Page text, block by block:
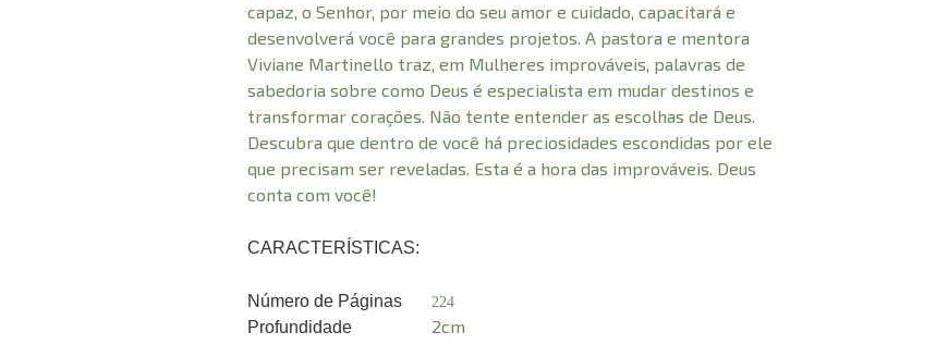
capaz, o Senhor, por meio do seu amor e cuidado, capacitará e
desenvolverá você para grandes projetos. A pastora e mentora
Viviane Martinello traz, em Mulheres improváveis, palavras de
sabedoria sobre como Deus é especialista em mudar destinos e
transformar corações. Não tente entender as escolhas de Deus.
Descubra que dentro de você há preciosidades escondidas por ele
que precisam ser reveladas. Esta é a hora das improváveis. Deus
conta com você!
CARACTERÍSTICAS:
Número de Páginas 224
Profundidade 2cm